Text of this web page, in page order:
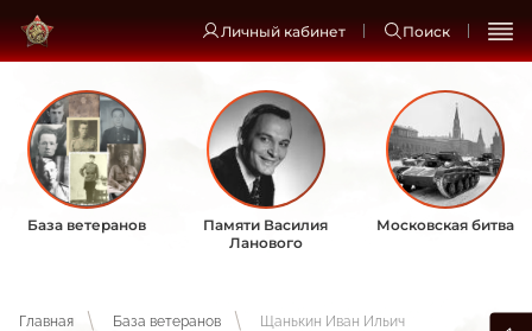
Личный кабинет Поиск
База ветеранов
Памяти Василия
Ланового
Московская битва
Главная База ветеранов Щанькин Иван Ильич